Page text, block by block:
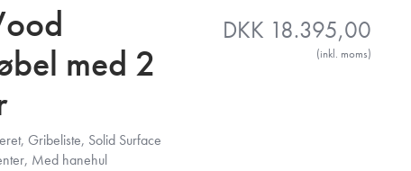
med 2
Gribeliste, Solid Surface
Med hanehul
DKK 18.395,00
(inkl. moms)